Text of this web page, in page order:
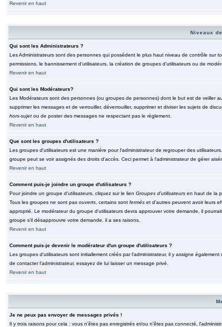
Revenir en haut
Niveaux
Qui sont les Administrateurs ?
Les Administrateurs sont des personnes qui possèdent le plus haut niveau de contrôle sur
permissions, le bannissement d'utilisateurs, la création de groupes d'utilisateurs ou de
Revenir en haut
Qui sont les Modérateurs?
Les Modérateurs sont des personnes (ou groupes de personnes) dont le but est de veiller
supprimer les messages et de verrouiller, déverrouiller, supprimer et diviser les sujets de
hors-sujetou de poster des messages ne respectant pas le règlement.
Revenir en haut
Que sont les groupes d'utilisateurs ?
Les groupes d'utilisateurs est une manière pour l'administrateur de regrouper des
groupe peut se voir assignés des droits d'accès. Ceci permet à l'administrateur de gérer
Revenir en haut
Comment puis-je joindre un groupe d'utilisateurs ?
Pour joindre un groupe d'utilisateurs, cliquez sur le lien Groupes d'utilisateursen haut de la
Tous les groupes ne sont pas ouverts, certains sont ferméset d'autres peuvent avoir leurs
approprié. Le modérateur du groupe d'utilisateurs devra approuver votre demande, il
groupe s'il désapprouvre votre demande, il a ses raisons.
Revenir en haut
Comment puis-je devenir le modérateur d'un groupe d'utilisateurs ?
Les groupes d'utilisateurs sont initiallement créés par l'administrateur, il y assigne
de contacter l'administrateur, essayez de lui laisser un message privé.
Revenir en haut
Je ne peux pas envoyer de messages privés !
Il y trois raisons pour cela : vous n'êtes pas enregistrés et/ou n'êtes pas connecté,